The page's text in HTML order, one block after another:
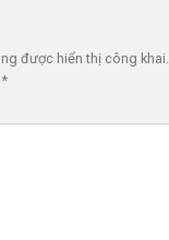
được hiển thị công khai.
*